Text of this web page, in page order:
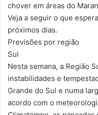
chover em áreas do
Veja a seguir o que
próximos dias.
Previsões por região
Sul
Nesta semana, a Região
instabilidades e
Grande do Sul e numa
acordo com o